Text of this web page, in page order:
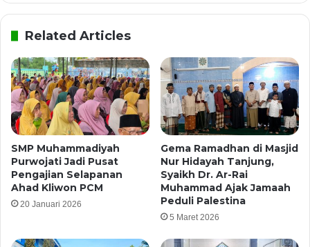
Related Articles
SMP Muhammadiyah
Purwojati Jadi Pusat
Pengajian Selapanan
Ahad Kliwon PCM
20 Januari 2026
Gema Ramadhan di Masjid
Nur Hidayah Tanjung,
Syaikh Dr. Ar-Rai
Muhammad Ajak Jamaah
Peduli Palestina
5 Maret 2026